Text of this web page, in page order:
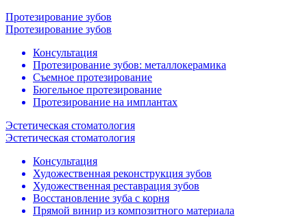
Протезирование зубов
Протезирование зубов
Консультация
Протезирование зубов: металлокерамика
Cъемное протезирование
Бюгельное протезирование
Протезирование на имплантах
Эстетическая стоматология
Эстетическая стоматология
Консультация
Художественная реконструкция зубов
Художественная реставрация зубов
Восстановление зуба с корня
Прямой винир из композитного материала